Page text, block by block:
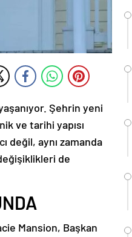
Şehrin yeni
ve tarihi yapısı
değil, aynı zamanda
de
Mansion, Başkan